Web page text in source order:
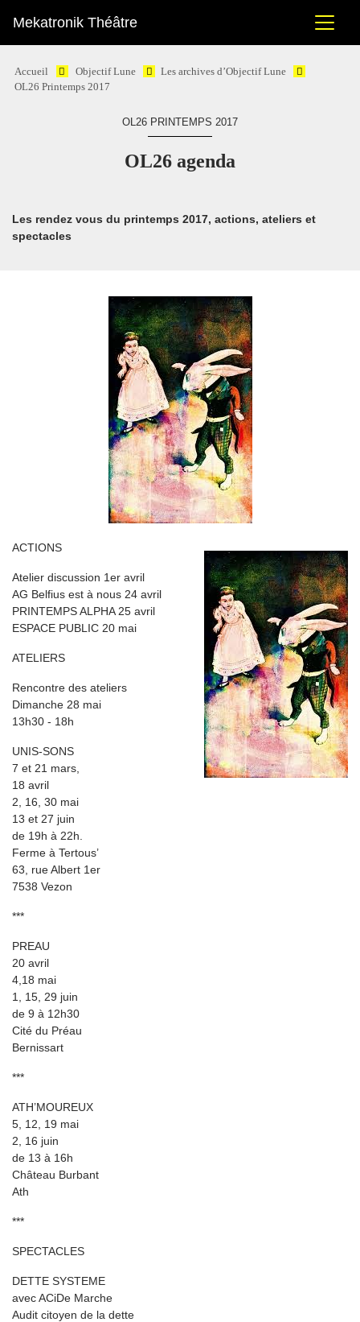
Mekatronik Théâtre
Accueil Objectif Lune
Les archives d’Objectif Lune
OL26 Printemps 2017
OL26 PRINTEMPS 2017
OL26 agenda
Les rendez vous du printemps 2017, actions, ateliers et
spectacles
ACTIONS
Atelier discussion 1er avril
AG Belfius est à nous 24 avril
PRINTEMPS ALPHA 25 avril
ESPACE PUBLIC 20 mai
ATELIERS
Rencontre des ateliers
Dimanche 28 mai
13h30 - 18h
UNIS-SONS
7 et 21 mars,
18 avril
2, 16, 30 mai
13 et 27 juin
de 19h à 22h.
Ferme à Tertous’
63, rue Albert 1er
7538 Vezon
***
PREAU
20 avril
4,18 mai
1, 15, 29 juin
de 9 à 12h30
Cité du Préau
Bernissart
***
ATH’MOUREUX
5, 12, 19 mai
2, 16 juin
de 13 à 16h
Château Burbant
Ath
***
SPECTACLES
DETTE SYSTEME
avec ACiDe Marche
Audit citoyen de la dette